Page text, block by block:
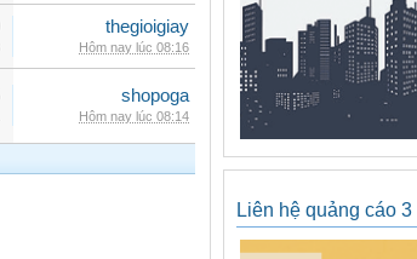
thegioigiay
Hôm nay lúc 08:16
shopoga
Hôm nay lúc 08:14
Liên hệ quảng cáo 3